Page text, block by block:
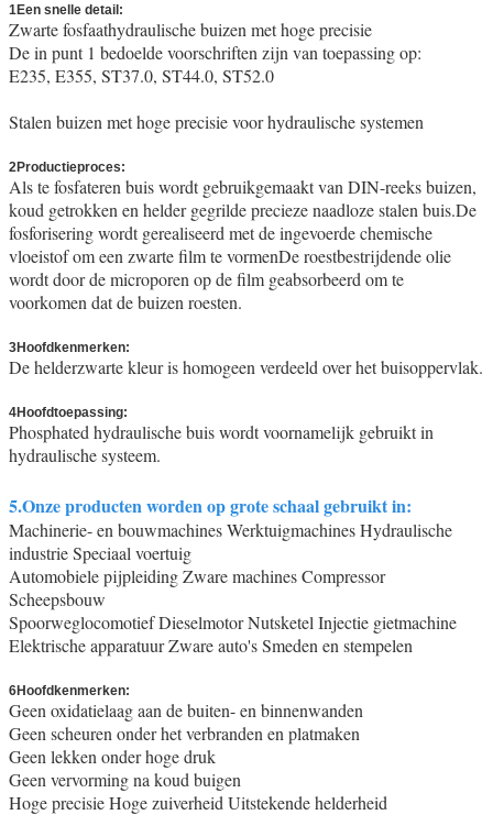
1Een snelle detail:
Zwarte fosfaathydraulische buizen met hoge precisie
De in punt 1 bedoelde voorschriften zijn van toepassing op:
E235, E355, ST37.0, ST44.0, ST52.0
Stalen buizen met hoge precisie voor hydraulische systemen
2Productieproces:
Als te fosfateren buis wordt gebruikgemaakt van DIN-reeks buizen,
koud getrokken en helder gegrilde precieze naadloze stalen buis.De
fosforisering wordt gerealiseerd met de ingevoerde chemische
vloeistof om een zwarte film te vormenDe roestbestrijdende olie
wordt door de microporen op de film geabsorbeerd om te
voorkomen dat de buizen roesten.
3Hoofdkenmerken:
De helderzwarte kleur is homogeen verdeeld over het buisoppervlak.
4Hoofdtoepassing:
Phosphated hydraulische buis wordt voornamelijk gebruikt in
hydraulische systeem.
5.Onze producten worden op grote schaal gebruikt in:
Machinerie- en bouwmachines Werktuigmachines Hydraulische
industrie Speciaal voertuig
Automobiele pijpleiding Zware machines Compressor
Scheepsbouw
Spoorweglocomotief Dieselmotor Nutsketel Injectie gietmachine
Elektrische apparatuur Zware auto's Smeden en stempelen
6Hoofdkenmerken:
Geen oxidatielaag aan de buiten- en binnenwanden
Geen scheuren onder het verbranden en platmaken
Geen lekken onder hoge druk
Geen vervorming na koud buigen
Hoge precisie Hoge zuiverheid Uitstekende helderheid